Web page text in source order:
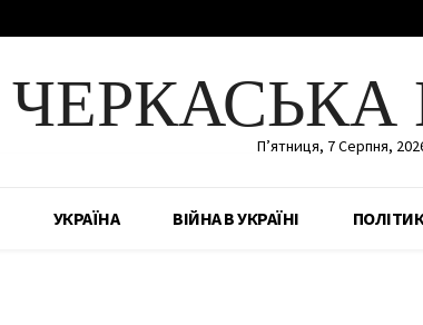
ЧЕРКАСЬКА
П’ятниця, 7 Серпня,
УКРАЇНА ВІЙНА В УКРАЇНІ